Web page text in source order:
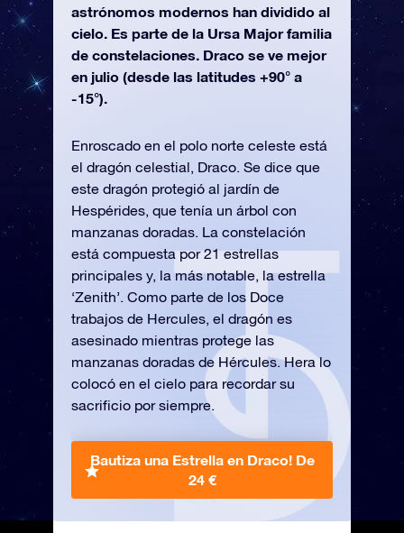
astrónomos modernos han dividido al
cielo. Es parte de la Ursa Major familia
de constelaciones. Draco se ve mejor
en julio (desde las latitudes +90° a
-15°).
Enroscado en el polo norte celeste está
el dragón celestial, Draco. Se dice que
este dragón protegió al jardín de
Hespérides, que tenía un árbol con
manzanas doradas. La constelación
está compuesta por 21 estrellas
principales y, la más notable, la estrella
‘Zenith’. Como parte de los Doce
trabajos de Hercules, el dragón es
asesinado mientras protege las
manzanas doradas de Hércules. Hera lo
colocó en el cielo para recordar su
sacrificio por siempre.
Bautiza una Estrella en Draco! De
24 €